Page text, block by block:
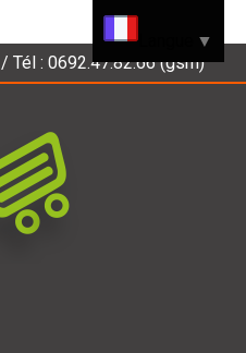
/ Tél : 0692.47.82.66 (gsm)
▼